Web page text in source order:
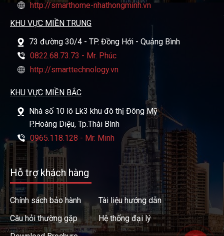
http://smarthome-nhathongminh.vn
KHU VỰC MIỀN TRUNG
73 đường 30/4 - TP. Đồng Hới - Quảng Bình
0822.68.73.73 - Mr. Phúc
http://smarttechnology.vn
KHU VỰC MIỀN BẮC
Nhà số 10 lô Lk3 khu đô thị Đông Mỹ
P.Hoàng Diệu, Tp.Thái Bình
0965.118.128 - Mr. Minh
Hỗ trợ khách hàng
Chính sách bảo hành
Tài liệu hướng dẫn
Câu hỏi thường gặp
Hệ thống đại lý